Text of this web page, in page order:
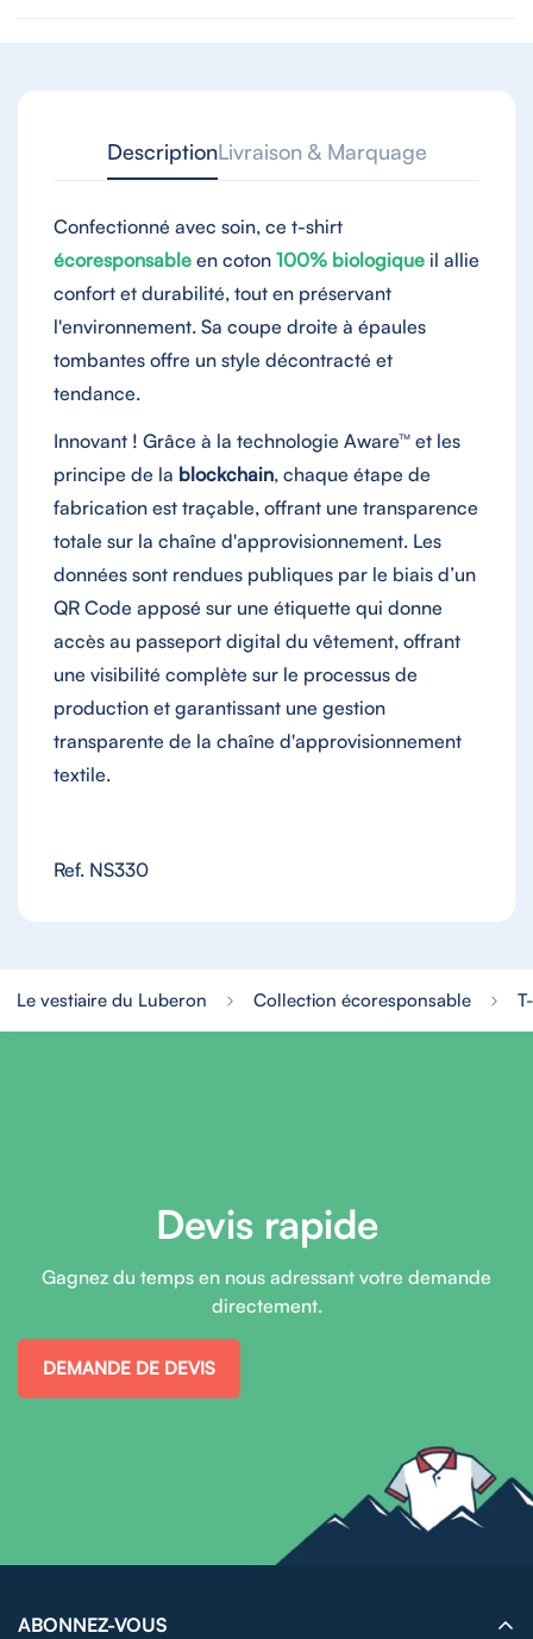
DescriptionLivraison & Marquage
Confectionné avec soin, ce t-shirt
écoresponsable en coton 100% biologique il allie
confort et durabilité, tout en préservant
l'environnement. Sa coupe droite à épaules
tombantes offre un style décontracté et
tendance.
Innovant ! Grâce à la technologie Aware™ et les
principe de la blockchain, chaque étape de
fabrication est traçable, offrant une transparence
totale sur la chaîne d'approvisionnement. Les
données sont rendues publiques par le biais d’un
QR Code apposé sur une étiquette qui donne
accès au passeport digital du vêtement, offrant
une visibilité complète sur le processus de
production et garantissant une gestion
transparente de la chaîne d'approvisionnement
textile.
Ref. NS330
Le vestiaire du Luberon Collection écoresponsable
Devis rapide
Gagnez du temps en nous adressant votre demande
directement.
DEMANDE DE DEVIS
ABONNEZ-VOUS